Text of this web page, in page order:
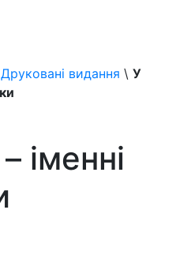
Друковані видання \ У
іменні